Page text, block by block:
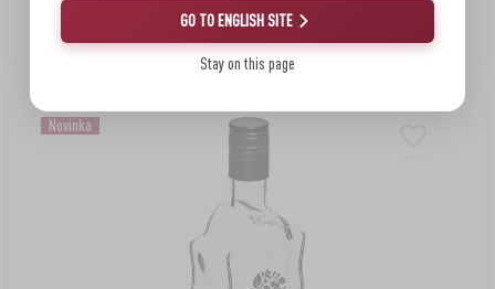
potlačou „Cytrynówka”, vzor 2
Novinka
GO TO ENGLISH SITE
Stay on this page